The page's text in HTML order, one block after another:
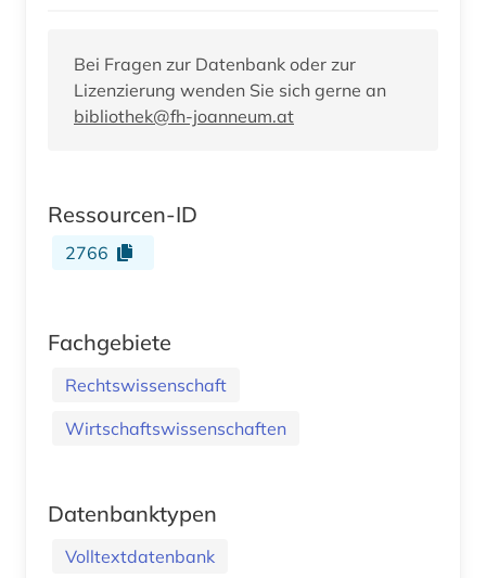
Bei Fragen zur Datenbank oder zur
Lizenzierung wenden Sie sich gerne an
bibliothek@fh-joanneum.at
Ressourcen-ID
2766
Fachgebiete
Rechtswissenschaft
Wirtschaftswissenschaften
Datenbanktypen
Volltextdatenbank